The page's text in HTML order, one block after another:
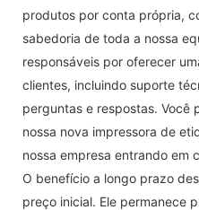
produtos por conta própria,
sabedoria de toda a nossa
responsáveis ​​por oferecer
clientes, incluindo suporte
perguntas e respostas. Você
nossa nova impressora de
nossa empresa entrando em
O benefício a longo prazo
preço inicial. Ele permanece